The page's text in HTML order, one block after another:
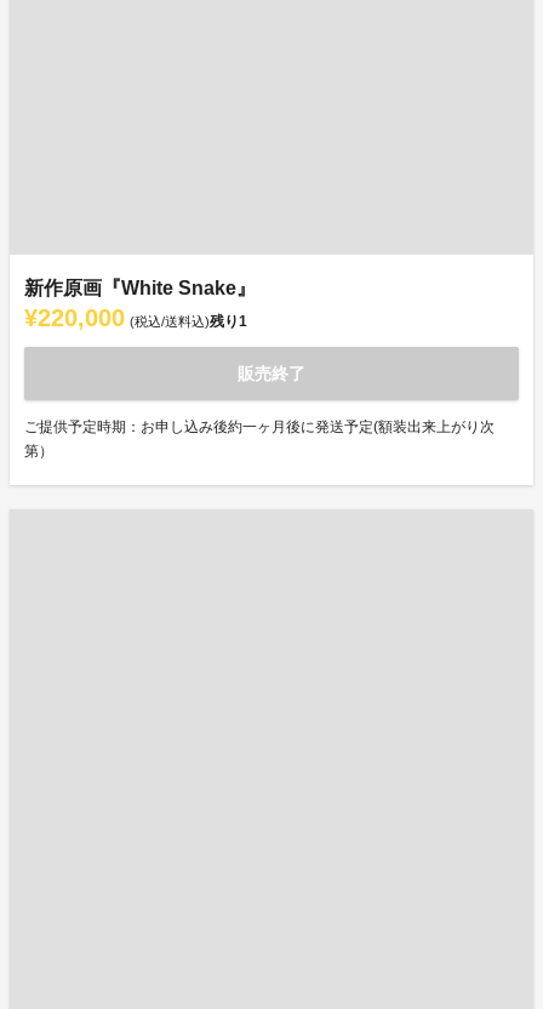
新作原画『White Snake』
¥220,000 (税込/送料込)残り1
販売終了
ご提供予定時期：お申し込み後約一ヶ月後に発送予定(額装出来上がり次
第）